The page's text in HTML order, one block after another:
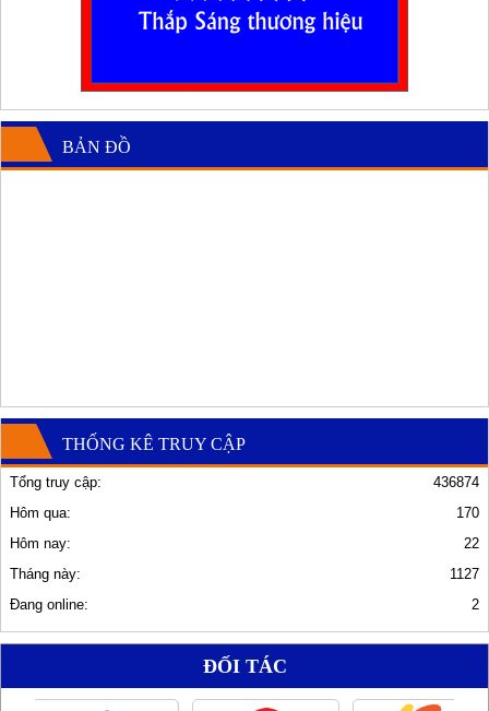
BẢN ĐỒ
THỐNG KÊ TRUY CẬP
436874
Tổng truy cập:
170
Hôm qua:
22
Hôm nay:
1127
Tháng này:
2
Đang online:
ĐỐI TÁC